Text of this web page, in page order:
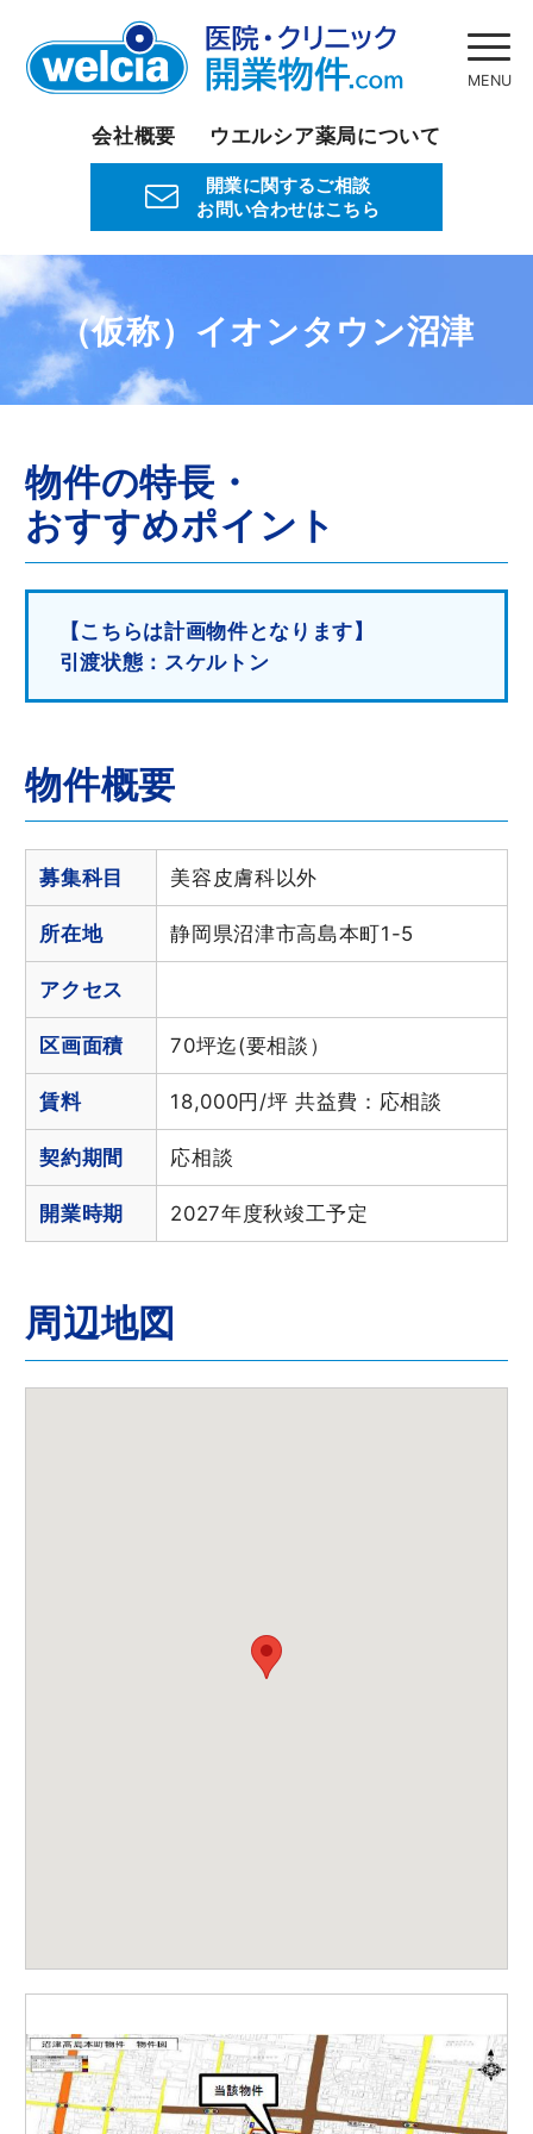
会社概要 ウエルシア薬局について
開業に関するご相談
お問い合わせはこちら
（仮称）イオンタウン沼津
物件の特長・
おすすめポイント
【こちらは計画物件となります】
引渡状態：スケルトン
物件概要
募集科目 美容皮膚科以外
所在地 静岡県沼津市高島本町1-5
アクセス
区画面積 70坪迄(要相談）
賃料 18,000円/坪 共益費：応相談
契約期間 応相談
開業時期 2027年度秋竣工予定
周辺地図